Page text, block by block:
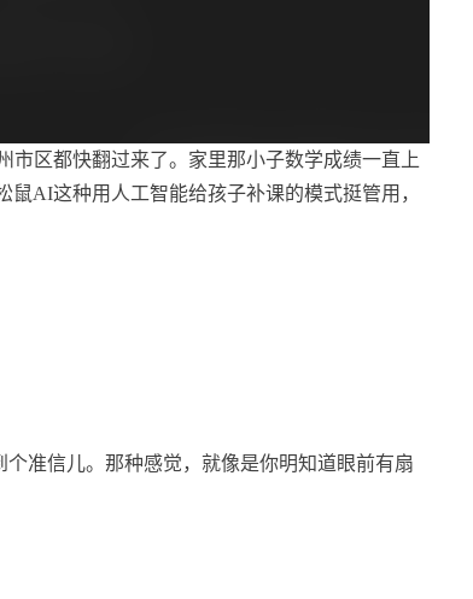
区都快翻过来了。家里那小子数学成绩一直上
AI这种用人工智能给孩子补课的模式挺管用，
准信儿。那种感觉，就像是你明知道眼前有扇